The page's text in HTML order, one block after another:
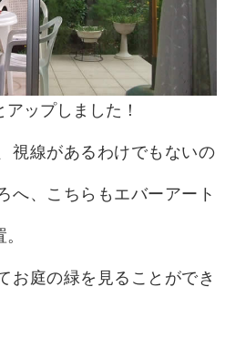
ップしました！
視線があるわけでもないの
へ、こちらもエバーアート
お庭の緑を見ることができ